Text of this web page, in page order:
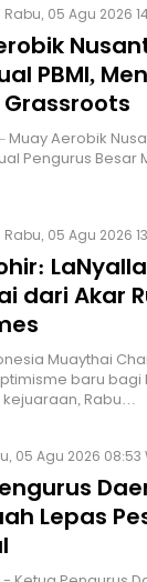
Rabu, 05 Agu 2026
PBMI,
– Muay Aerobik
Pengurus Besar
Rabu, 05 Agu 2026
dari Akar
Muaythai
baru bagi
Rabu…
05 Agu 2026 08:53
Lepas